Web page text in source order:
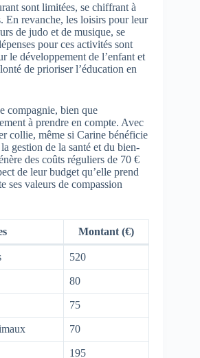
sont limitées, se chiffrant à
En revanche, les loisirs pour leur
de judo et de musique, se
pour ces activités sont
le développement de l’enfant et
de prioriser l’éducation en
compagnie, bien que
à prendre en compte. Avec
collie, même si Carine bénéficie
gestion de la santé et du bien-
des coûts réguliers de 70 €
de leur budget qu’elle prend
ses valeurs de compassion
Montant (€)
520
80
75
70
195